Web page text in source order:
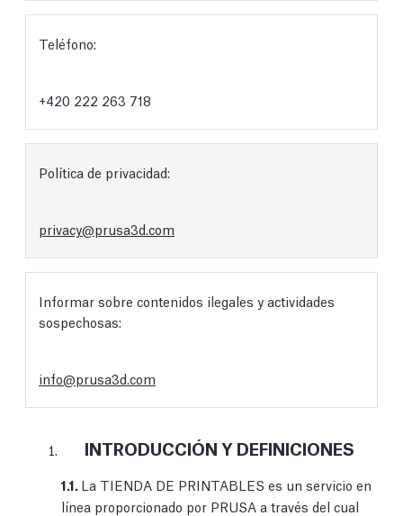
Teléfono:
+420 222 263 718
Política de privacidad:
privacy@prusa3d.com
Informar sobre contenidos ilegales y actividades
sospechosas:
info@prusa3d.com
INTRODUCCIÓN Y DEFINICIONES
1.1. La TIENDA DE PRINTABLES es un servicio en
línea proporcionado por PRUSA a través del cual